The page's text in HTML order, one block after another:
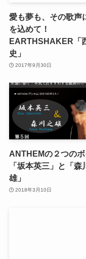
愛も夢も、その歌声
を込めて！
EARTHSHAKER「
史」
2017年9月30日
ANTHEMの２つのボ
「坂本英三」と「森
雄」
2018年3月10日